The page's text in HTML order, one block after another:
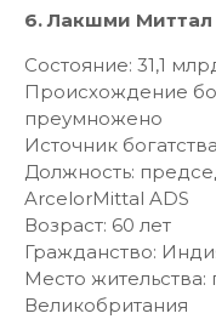
6. Лакшми Миттал
Состояние: 31,1
Происхождение
преумножено
Источник
Должность:
ArcelorMittal ADS
Возраст: 60 лет
Гражданство:
Место
Великобритания